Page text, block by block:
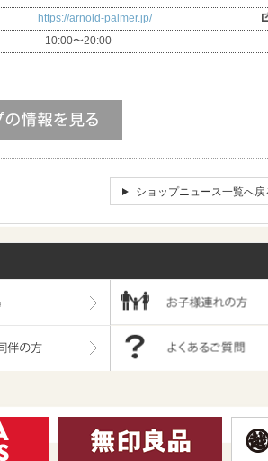
https://arnold-palmer.jp/
10:00〜20:00
ショップニュース一覧へ戻